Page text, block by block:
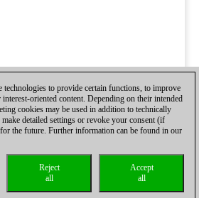
technologies to provide certain functions, to improve
oriented content. Depending on their intended
cookies may be used in addition to technically
make detailed settings or revoke your consent (if
the future. Further information can be found in our
Accept
all
Reject
all